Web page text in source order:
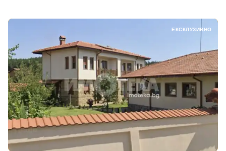
ЕКСКЛУЗИВНО